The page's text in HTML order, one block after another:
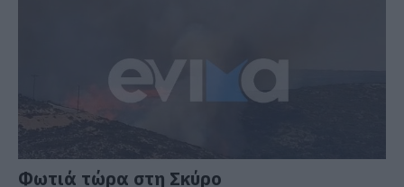
Φωτιά τώρα στη Σκύρο